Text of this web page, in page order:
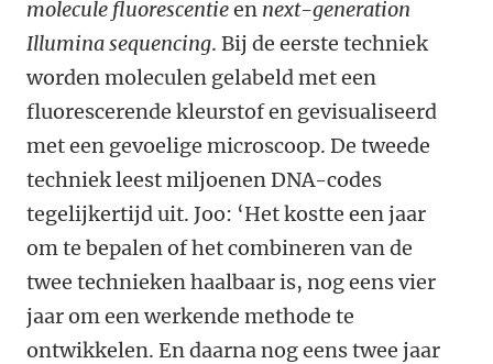
molecule fluorescentieen next-generation
Illumina sequencing. Bij de eerste techniek
worden moleculen gelabeld met een
fluorescerende kleurstof en gevisualiseerd
met een gevoelige microscoop. De tweede
techniek leest miljoenen DNA-codes
tegelijkertijd uit. Joo: ‘Het kostte een jaar
om te bepalen of het combineren van de
twee technieken haalbaar is, nog eens vier
jaar om een werkende methode te
ontwikkelen. En daarna nog eens twee jaar